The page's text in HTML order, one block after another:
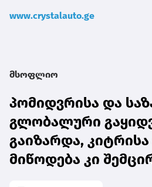
www.crystalauto.ge
მსოფლიო
პომიდვრისა და
გლობალური
გაიზარდა,
მიწოდება კი